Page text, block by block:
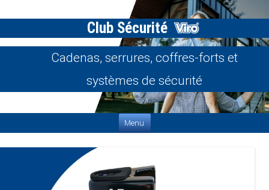
Club Sécurité
Cadenas, serrures, coffres-forts et
systèmes de sécurité
Menu